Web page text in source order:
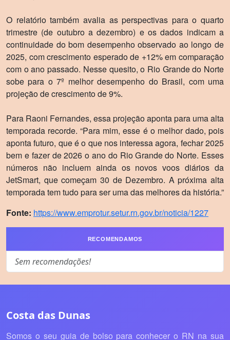
O relatório também avalia as perspectivas para o quarto
trimestre (de outubro a dezembro) e os dados indicam a
continuidade do bom desempenho observado ao longo de
2025, com crescimento esperado de +12% em comparação
com o ano passado. Nesse quesito, o Rio Grande do Norte
sobe para o 7º melhor desempenho do Brasil, com uma
projeção de crescimento de 9%.
Para Raoni Fernandes, essa projeção aponta para uma alta
temporada recorde. “Para mim, esse é o melhor dado, pois
aponta futuro, que é o que nos interessa agora, fechar 2025
bem e fazer de 2026 o ano do Rio Grande do Norte. Esses
números não incluem ainda os novos voos diários da
JetSmart, que começam 30 de Dezembro. A próxima alta
temporada tem tudo para ser uma das melhores da história.”
Fonte: https://www.emprotur.setur.rn.gov.br/noticia/1227
RECOMENDAMOS
Sem recomendações!
Costa das Dunas
Somos o seu guia de bolso para conhecer o RN na sua